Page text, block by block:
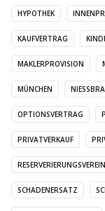
HYPOTHEK
KAUFVERTRAG
MAKLERPROVISION
MÜNCHEN
OPTIONSVERTRAG
PRIVATVERKAUF
SCHADENERSATZ